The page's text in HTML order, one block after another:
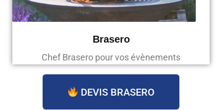
Brasero
Chef Brasero pour vos évènements
DEVIS BRASERO